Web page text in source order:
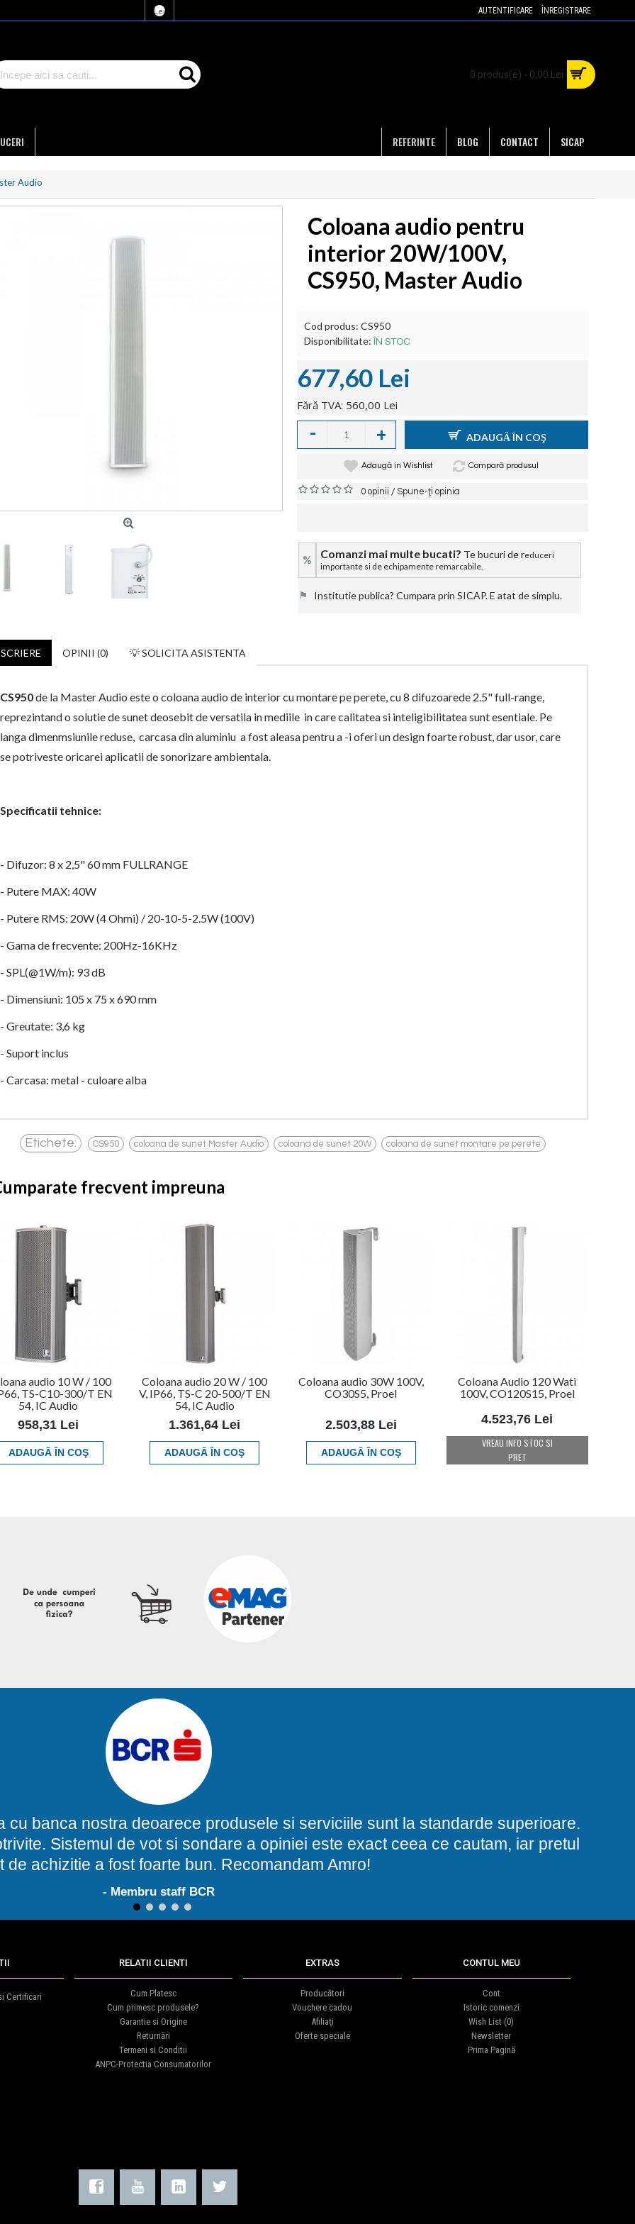
Lei AUTENTIFICARE ÎNREGISTRARE
0 produs(e) - 0,00 Lei
SICAP
CONTACT
BLOG
REFERINTE
Audio
Coloana audio pentru
interior 20W/100V,
CS950, Master Audio
Cod produs: CS950
Disponibilitate: ÎN STOC
677,60 Lei
Fără TVA: 560,00 Lei
- + ADAUGĂ ÎN COŞ
Adaugă in Wishlist Compară produsul
0 opinii /Spune-ţi opinia
% Comanzi mai multe bucati? Te bucuri de reduceri
importante si de echipamente remarcabile.
⚑ Institutie publica? Cumpara prin SICAP. E atat de simplu.
OPINII (0) 💡 SOLICITA ASISTENTA
CS950de la Master Audio este o coloana audio de interior cu montare pe perete, cu 8 difuzoarede 2.5" full-range,
reprezintand o solutie de sunet deosebit de versatila in mediile in care calitatea si inteligibilitatea sunt esentiale. Pe
langa dimenmsiunile reduse, carcasa din aluminiu a fost aleasa pentru a -i oferi un design foarte robust, dar usor, care
se potriveste oricarei aplicatii de sonorizare ambientala.
Specificatii tehnice:
- Difuzor: 8 x 2,5" 60 mm FULLRANGE
- Putere MAX: 40W
- Putere RMS: 20W (4 Ohmi) / 20-10-5-2.5W (100V)
- Gama de frecvente: 200Hz-16KHz
- SPL(@1W/m): 93 dB
- Dimensiuni: 105 x 75 x 690 mm
- Greutate: 3,6 kg
- Suport inclus
- Carcasa: metal - culoare alba
Etichete: CS950 coloana de sunet Master Audio coloana de sunet 20W coloana de sunet montare pe perete
frecvent impreuna
audio 10 W / 100
TS-C10-300/T EN
54, IC Audio
958,31 Lei
ADAUGĂ ÎN COŞ
Coloana audio 20 W / 100
V, IP66, TS-C 20-500/T EN
54, IC Audio
1.361,64 Lei
ADAUGĂ ÎN COŞ
Coloana audio 30W 100V,
CO30S5, Proel
2.503,88 Lei
ADAUGĂ ÎN COŞ
Coloana Audio 120 Wati
100V, CO120S15, Proel
4.523,76 Lei
VREAU INFO STOC SI
PRET
cu banca nostra deoarece produsele si serviciile sunt la standarde superioare.
Sistemul de vot si sondare a opiniei este exact ceea ce cautam, iar pretul
de achizitie a fost foarte bun. Recomandam Amro!
- Membru staff BCR
1 2 3 4 5
Certificari
RELATII CLIENTI
Cum Platesc
Cum primesc produsele?
Garantie si Origine
Returnări
Termeni si Conditii
ANPC-Protectia Consumatorilor
EXTRAS
Producători
Vouchere cadou
Afiliaţi
Oferte speciale
CONTUL MEU
Cont
Istoric comenzi
Wish List (0)
Newsletter
Prima Pagină